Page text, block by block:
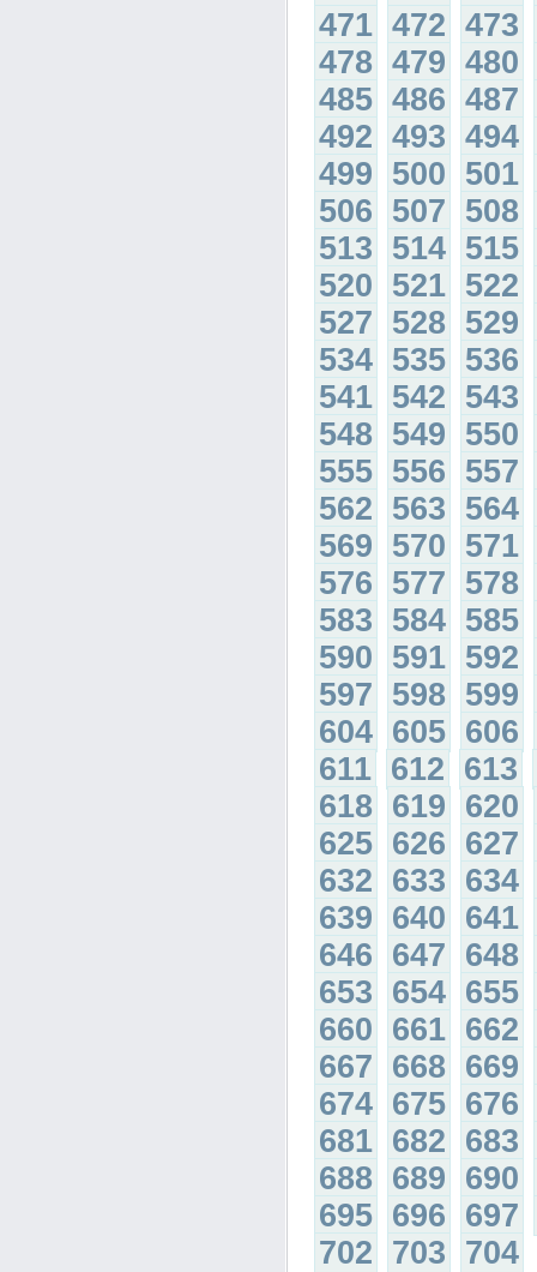
471 472 473
478 479 480
485 486 487
492 493 494
499 500 501
506 507 508
513 514 515
520 521 522
527 528 529
534 535 536
541 542 543
548 549 550
555 556 557
562 563 564
569 570 571
576 577 578
583 584 585
590 591 592
597 598 599
604 605 606
611 612 613
618 619 620
625 626 627
632 633 634
639 640 641
646 647 648
653 654 655
660 661 662
667 668 669
674 675 676
681 682 683
688 689 690
695 696 697
702 703 704